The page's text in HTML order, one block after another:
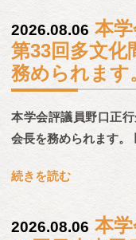
2026.08.06 本
第33回多文化
務められます
本学会評議員野口正
会長を務められます
続きを読む
2026.08.06 本